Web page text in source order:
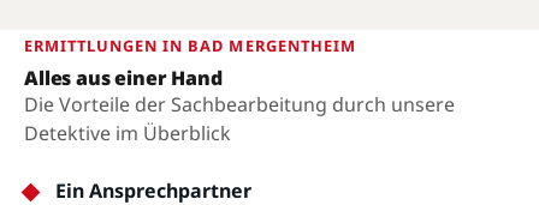
ERMITTLUNGEN IN BAD MERGENTHEIM
Alles aus einer Hand
Die Vorteile der Sachbearbeitung durch unsere
Detektive im Überblick
Ein Ansprechpartner